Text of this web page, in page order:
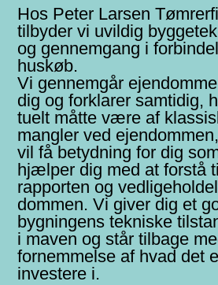
Hos Peter Larsen
tilbyder vi uvildig
og gennem­gang i
huskøb.
Vi gennemgår
dig og forklarer samtidig,
tuelt måtte være af
mangler ved
vil få betyd­ning for dig
hjælper dig med at forstå
rapporten og
dommen. Vi giver dig et
bygningens tekniske
i maven og står tilbage
fornem­melse af hvad det
investere i.